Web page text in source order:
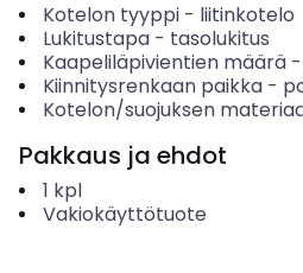
Kotelon tyyppi- liitinkotelo
Lukitustapa- tasolukitus
Kaapeliläpivientien määrä-
Kiinnitysrenkaan paikka-
Kotelon/suojuksen
Pakkaus ja ehdot
1 kpl
Vakiokäyttötuote